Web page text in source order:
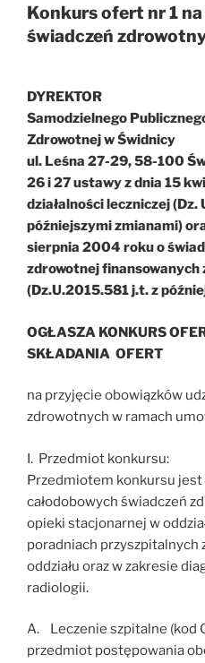
Konkurs ofert nr 1
świadczeń
DYREKTOR
Samodzielnego
Zdrowotnej w Świdnicy
ul. Leśna 27-29, 58-100
26 i 27 ustawy z dnia 15
działalności leczniczej (Dz.
późniejszymi zmianami)
sierpnia 2004 roku o
zdrowotnej finansowanych
(Dz.U.2015.581 j.t. z
OGŁASZA KONKURS
SKŁADANIA OFERT
na przyjęcie obowiązków
zdrowotnych w ramach
I. Przedmiot konkursu:
Przedmiotem konkursu jest
całodobowych świadczeń
opieki stacjonarnej w
poradniach przyszpitalnych
oddziału oraz w zakresie
radiologii.
A. Leczenie szpitalne (kod
przedmiot postępowania